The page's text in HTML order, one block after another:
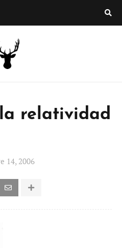
relatividad
14, 2006